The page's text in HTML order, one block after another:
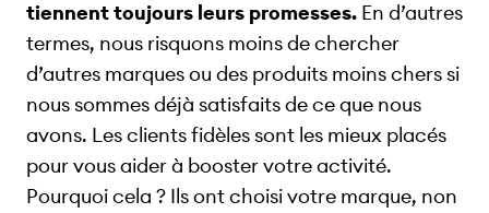
tiennent toujours leurs promesses. En d’autres
termes, nous risquons moins de chercher
d’autres marques ou des produits moins chers si
nous sommes déjà satisfaits de ce que nous
avons. Les clients fidèles sont les mieux placés
pour vous aider à booster votre activité.
Pourquoi cela ? Ils ont choisi votre marque, non